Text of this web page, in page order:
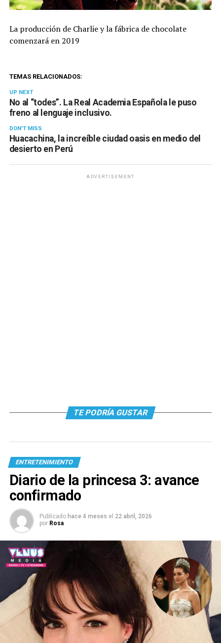
La producción de Charlie y la fábrica de chocolate
comenzará en 2019
TEMAS RELACIONADOS:
UP NEXT
No al “todes”. La Real Academia Española le puso
freno al lenguaje inclusivo.
DON'T MISS
Huacachina, la increíble ciudad oasis en medio del
desierto en Perú
ADVERTISEMENT
TE PODRÍA GUSTAR
ENTRETENIMIENTO
Diario de la princesa 3: avance
confirmado
Publicado hace 4 meses el 22 abril, 2026
por Rosa